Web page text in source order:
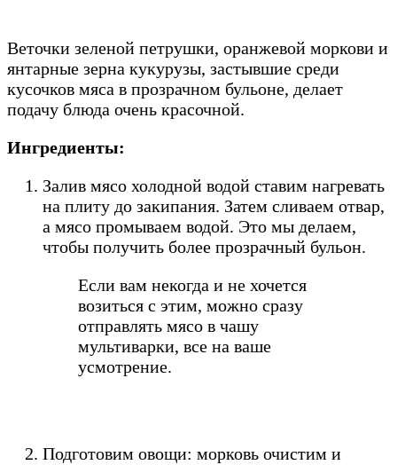
Веточки зеленой петрушки, оранжевой моркови и
янтарные зерна кукурузы, застывшие среди
кусочков мяса в прозрачном бульоне, делает
подачу блюда очень красочной.
Ингредиенты:
Залив мясо холодной водой ставим нагревать
на плиту до закипания. Затем сливаем отвар,
а мясо промываем водой. Это мы делаем,
чтобы получить более прозрачный бульон.
Если вам некогда и не хочется
возиться с этим, можно сразу
отправлять мясо в чашу
мультиварки, все на ваше
усмотрение.
Подготовим овощи: морковь очистим и